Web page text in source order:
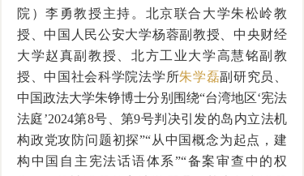
院）李勇教授主持。北京联合大学朱松岭教
授、中国人民公安大学杨蓉副教授、中央财经
大学赵真副教授、北方工业大学高慧铭副教
授、中国社会科学院法学所朱学磊副研究员、
中国政法大学朱铮博士分别围绕“台湾地区‘宪法
法庭’2024第8号、第9号判决引发的岛内立法机
构政党攻防问题初探”“从中国概念为起点，建
构中国自主宪法话语体系”“备案审查中的权